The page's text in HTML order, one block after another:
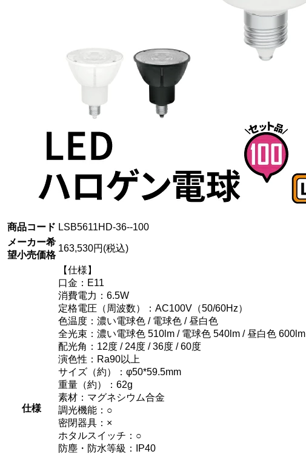
商品コード LSB5611HD-36--100
メーカー希
望小売価格
163,530円(税込)
仕様
【仕様】
口金：E11
消費電力：6.5W
定格電圧（周波数）：AC100V（50/60Hz）
色温度：濃い電球色 / 電球色 / 昼白色
全光束：濃い電球色 510lm / 電球色 540lm / 昼白色 600lm
配光角：12度 / 24度 / 36度 / 60度
演色性：Ra90以上
サイズ（約）：φ50*59.5mm
重量（約）：62g
素材：マグネシウム合金
調光機能：○
密閉器具：×
ホタルスイッチ：○
防塵・防水等級：IP40